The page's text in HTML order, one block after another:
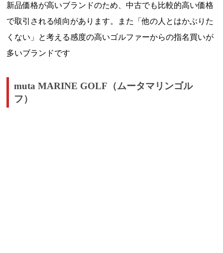
新品価格が高いブランドのため、中古でも比較的高い価格
で取引される傾向があります。また「他の人とはかぶりた
くない」と考える感度の高いゴルファーからの指名買いが
多いブランドです
muta MARINE GOLF（ムータマリンゴル
フ）